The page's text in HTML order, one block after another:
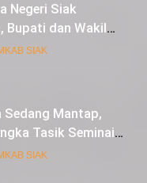
Negeri Siak
Bupati dan Wakil
Gelar Adat
SIAK
Sedang Mantap,
Tasik Seminai
SIAK